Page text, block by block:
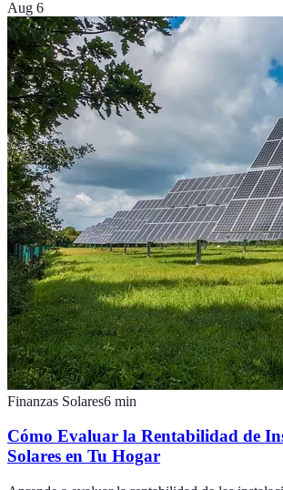
Aug 6
Finanzas Solares6 min
Cómo Evaluar la Rentabilidad de
Solares en Tu Hogar